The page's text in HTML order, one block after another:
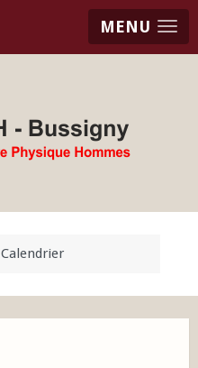
MENU
Calendrier